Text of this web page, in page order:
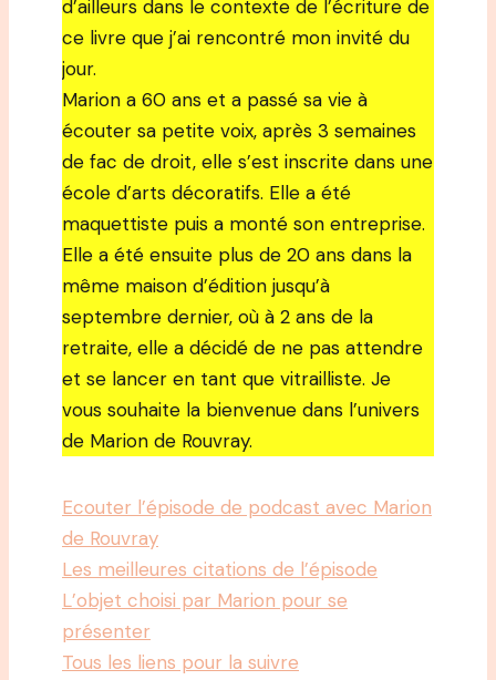
d’ailleurs dans le contexte de l’écriture de
ce livre que j’ai rencontré mon invité du
jour.
Marion a 60 ans et a passé sa vie à
écouter sa petite voix, après 3 semaines
de fac de droit, elle s’est inscrite dans une
école d’arts décoratifs. Elle a été
maquettiste puis a monté son entreprise.
Elle a été ensuite plus de 20 ans dans la
même maison d’édition jusqu’à
septembre dernier, où à 2 ans de la
retraite, elle a décidé de ne pas attendre
et se lancer en tant que vitrailliste. Je
vous souhaite la bienvenue dans l’univers
de Marion de Rouvray.
Ecouter l’épisode de podcast avec Marion
de Rouvray
Les meilleures citations de l’épisode
L’objet choisi par Marion pour se
présenter
Tous les liens pour la suivre